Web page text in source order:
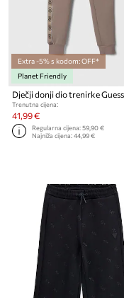
Extra -5% s kodom: OFF*
Planet Friendly
Dječji donji dio trenirke Guess
Trenutna cijena:
41,99 €
Regularna cijena:59,90 €
Najniža cijena:44,99 €